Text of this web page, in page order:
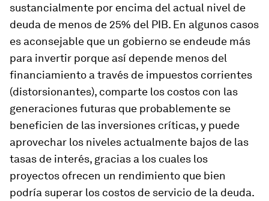
sustancialmente por encima del actual nivel de
deuda de menos de 25% del PIB. En algunos casos
es aconsejable que un gobierno se endeude más
para invertir porque así depende menos del
financiamiento a través de impuestos corrientes
(distorsionantes), comparte los costos con las
generaciones futuras que probablemente se
beneficien de las inversiones críticas, y puede
aprovechar los niveles actualmente bajos de las
tasas de interés, gracias a los cuales los
proyectos ofrecen un rendimiento que bien
podría superar los costos de servicio de la deuda.